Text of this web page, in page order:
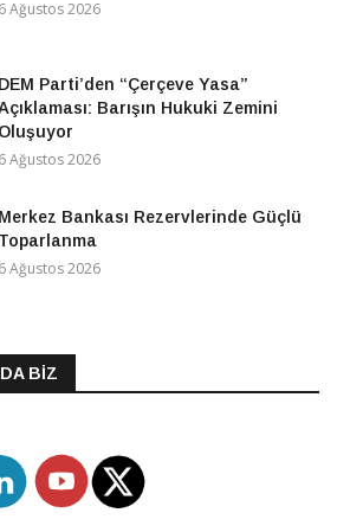
6 Ağustos 2026
DEM Parti’den “Çerçeve Yasa”
Barışın Hukuki Zemini
Oluşuyor
6 Ağustos 2026
Merkez Bankası Rezervlerinde Güçlü
Toparlanma
6 Ağustos 2026
BİZ